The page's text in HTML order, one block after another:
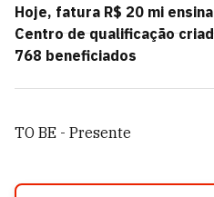
Hoje, fatura R$ 20 mi
Centro de qualificação
768 beneficiados
TO BE - Presente